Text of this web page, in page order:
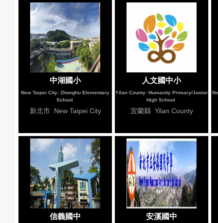
中湖國小
New Taipei City: Zhonghu Elementary
School
新北市 New Taipei City
人文國中小
Yilan County: Humanity Primary/Junior
High School
宜蘭縣 Yilan County
信義國中 安溪國中